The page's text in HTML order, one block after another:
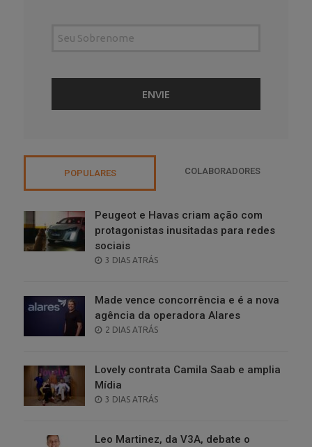
POPULARES COLABORADORES
Peugeot e Havas criam ação com
protagonistas inusitadas para redes
sociais
POSTED
3 DIAS ATRÁS
Made vence concorrência e é a nova
agência da operadora Alares
POSTED
2 DIAS ATRÁS
Lovely contrata Camila Saab e amplia
Mídia
POSTED
3 DIAS ATRÁS
Leo Martinez, da V3A, debate o